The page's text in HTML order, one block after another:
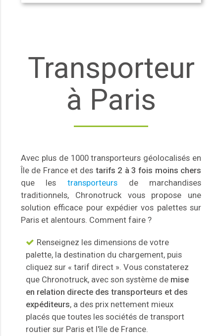
Transporteur
à Paris
Avec plus de 1000 transporteurs géolocalisés en
Île de France et des tarifs 2 à 3 fois moins chers
que les transporteurs de marchandises
traditionnels, Chronotruck vous propose une
solution efficace pour expédier vos palettes sur
Paris et alentours. Comment faire ?
Renseignez les dimensions de votre
palette, la destination du chargement, puis
cliquez sur « tarif direct ». Vous constaterez
que Chronotruck, avec son système de mise
en relation directe des transporteurs et des
expéditeurs, a des prix nettement mieux
placés que toutes les sociétés de transport
routier sur Paris et l'île de France.